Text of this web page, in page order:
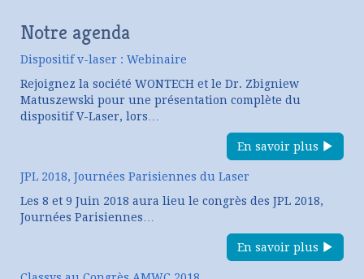
Notre agenda
Dispositif v-laser : Webinaire
Rejoignez la société WONTECH et le Dr. Zbigniew
Matuszewski pour une présentation complète du
dispositif V-Laser, lors…
En savoir plus
JPL 2018, Journées Parisiennes du Laser
Les 8 et 9 Juin 2018 aura lieu le congrès des JPL 2018,
Journées Parisiennes…
En savoir plus